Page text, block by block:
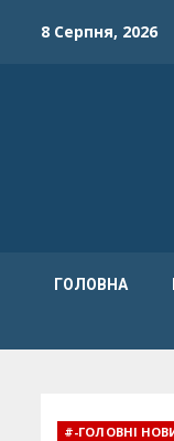
8 Серпня, 2026
ГОЛОВНА
#-ГОЛОВНІ